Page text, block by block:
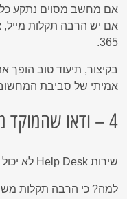
אם מחשב מסוים נתקע כל
365.
בקיצור, תיעוד טוב הופך
אמיתי של סביבת
4 – ודאו שהמוקד מבין גם אבטחת מידע
שירות Help Desk לא יכול להיות מנותק מאבטחת מידע.
למה? כי הרבה תקלות